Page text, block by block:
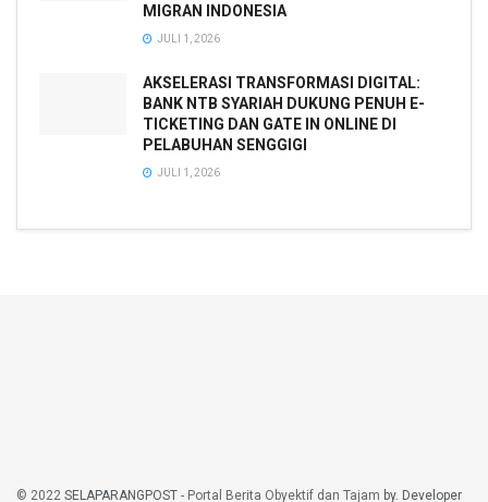
MIGRAN INDONESIA
JULI 1, 2026
AKSELERASI TRANSFORMASI DIGITAL:
BANK NTB SYARIAH DUKUNG PENUH E-
TICKETING DAN GATE IN ONLINE DI
PELABUHAN SENGGIGI
JULI 1, 2026
© 2022 SELAPARANGPOST - Portal Berita Obyektif dan Tajam by. Developer